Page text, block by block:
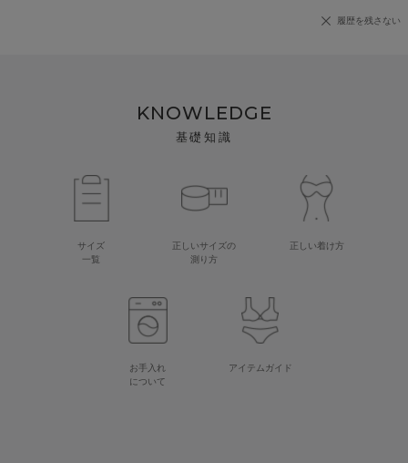
履歴を残さない
KNOWLEDGE
基礎知識
サイズ
一覧
正しいサイズの
測り方
正しい着け方
お手入れ
について
アイテムガイド